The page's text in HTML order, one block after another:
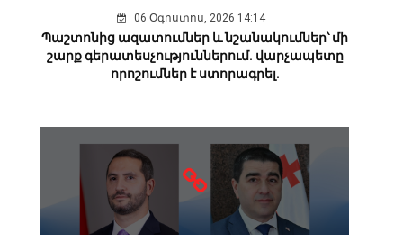
06 Օգոստոս, 2026 14:14
Պաշտոնից ազատումներ և նշանակումներ՝ մի
շարք գերատեսչություններում. վարչապետը
որոշումներ է ստորագրել.